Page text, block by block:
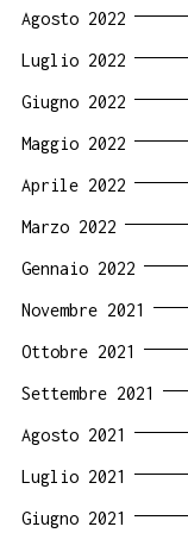
Agosto 2022
Luglio 2022
Giugno 2022
Maggio 2022
Aprile 2022
Marzo 2022
Gennaio 2022
Novembre 2021
Ottobre 2021
Settembre 2021
Agosto 2021
Luglio 2021
Giugno 2021